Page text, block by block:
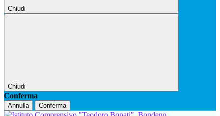
Chiudi
Chiudi
Conferma
Annulla Conferma